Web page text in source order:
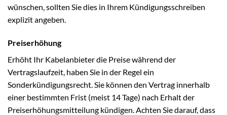
wünschen, sollten Sie dies in Ihrem Kündigungsschreiben
explizit angeben.
Preiserhöhung
Erhöht Ihr Kabelanbieter die Preise während der
Vertragslaufzeit, haben Sie in der Regel ein
Sonderkündigungsrecht. Sie können den Vertrag innerhalb
einer bestimmten Frist (meist 14 Tage) nach Erhalt der
Preiserhöhungsmitteilung kündigen. Achten Sie darauf, dass